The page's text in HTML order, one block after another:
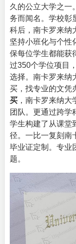
久的公立大学之一
务而闻名。学校彰
科后，南卡罗来纳
坚持小班化与个性
保每位学生都能获
过350个学位项目
选择。南卡罗来纳
买，找专业的文凭
买 ，南卡罗来纳
团队。更通过跨学
学生构建了从课堂
径。一比一复刻南
毕业证定制。专业
题。